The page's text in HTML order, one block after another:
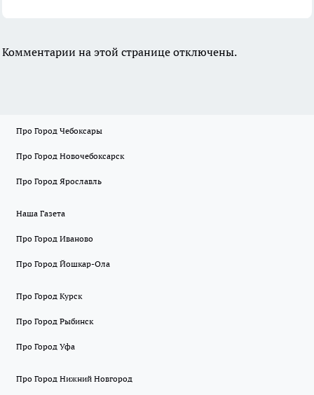
Комментарии на этой странице отключены.
Про Город Чебоксары
Про Город Новочебоксарск
Про Город Ярославль
Наша Газета
Про Город Иваново
Про Город Йошкар-Ола
Про Город Курск
Про Город Рыбинск
Про Город Уфа
Про Город Нижний Новгород